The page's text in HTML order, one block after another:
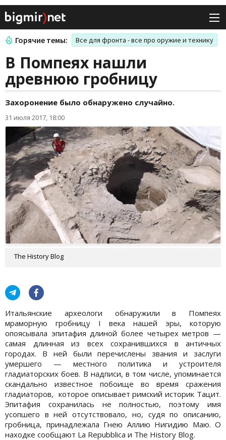
Горячие темы: Все для фронта - все про оружие и технику
В Помпеях нашли
древнюю гробницу
Захоронение было обнаружено случайно.
31 июля 2017, 18:00
The History Blog
Итальянские археологи обнаружили в Помпеях
мраморную гробницу I века нашей эры, которую
опоясывала эпитафия длиной более четырех метров —
самая длинная из всех сохранившихся в античных
городах. В ней были перечислены звания и заслуги
умершего — местного политика и устроителя
гладиаторских боев. В надписи, в том числе, упоминается
скандально известное побоище во время сражения
гладиаторов, которое описывает римский историк Тацит.
Эпитафия сохранилась не полностью, поэтому имя
усопшего в ней отсутствовало, но, судя по описанию,
гробница, принадлежала Гнею Аллию Нигидию Маю. О
находке сообщают La Repubblica и The History Blog.